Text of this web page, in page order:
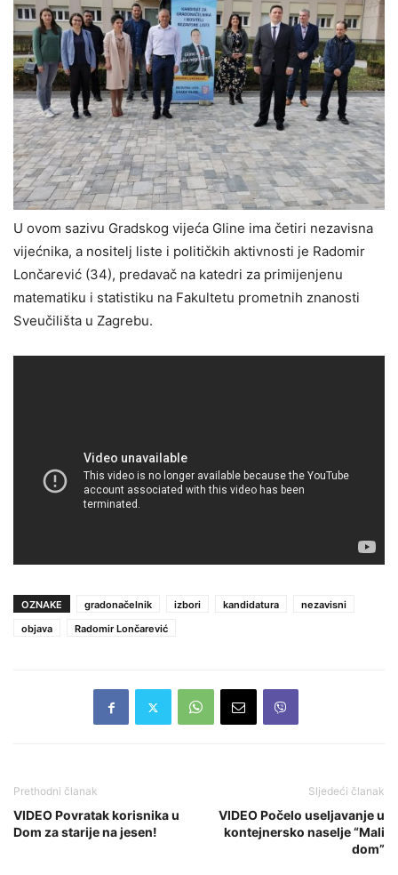
U ovom sazivu Gradskog vijeća Gline ima četiri nezavisna
vijećnika, a nositelj liste i političkih aktivnosti je Radomir
Lončarević (34), predavač na katedri za primijenjenu
matematiku i statistiku na Fakultetu prometnih znanosti
Sveučilišta u Zagrebu.
OZNAKE gradonačelnik izbori kandidatura
nezavisni
objava
Radomir Lončarević
Prethodni članak
VIDEO Povratak korisnika u
Dom za starije na jesen!
Sljedeći članak
VIDEO Počelo useljavanje u
kontejnersko naselje “Mali
dom”